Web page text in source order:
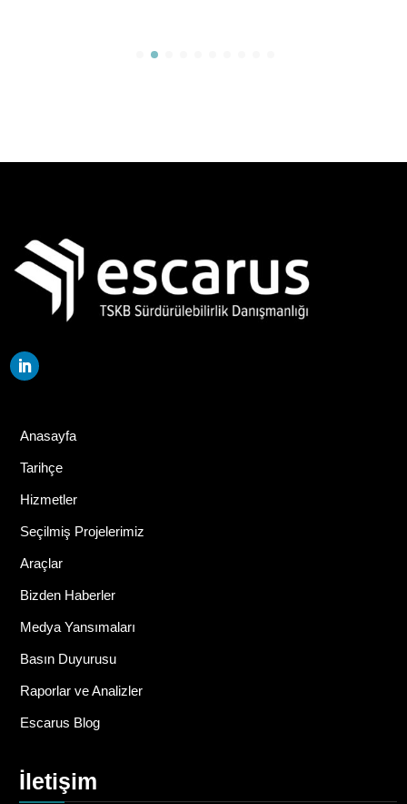
Anasayfa
Tarihçe
Hizmetler
Seçilmiş Projelerimiz
Araçlar
Bizden Haberler
Medya Yansımaları
Basın Duyurusu
Raporlar ve Analizler
Escarus Blog
İletişim